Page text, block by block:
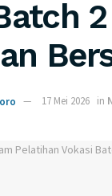
17 Mei 2026 in